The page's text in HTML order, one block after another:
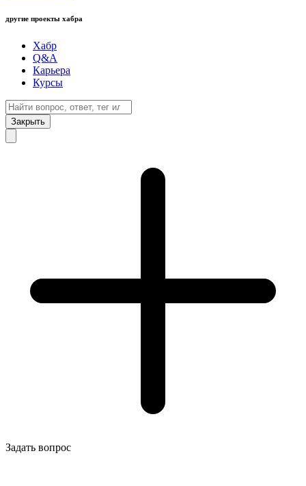
другие проекты хабра
Хабр
Q&A
Карьера
Курсы
Закрыть
Задать вопрос